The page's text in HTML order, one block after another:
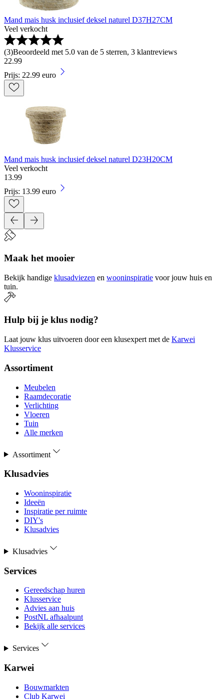
Mand mais husk inclusief deksel naturel D37H27CM
Veel verkocht
(3)Beoordeeld met 5.0 van de 5 sterren, 3 klantreviews
22.99
Prijs: 22.99 euro
Mand mais husk inclusief deksel naturel D23H20CM
Veel verkocht
13.99
Prijs: 13.99 euro
Maak het mooier
Bekijk handige klusadviezen en wooninspiratie voor jouw huis en
tuin.
Hulp bij je klus nodig?
Laat jouw klus uitvoeren door een klusexpert met de Karwei
Klusservice
Assortiment
Meubelen
Raamdecoratie
Verlichting
Vloeren
Tuin
Alle merken
Assortiment
Klusadvies
Wooninspiratie
Ideeën
Inspiratie per ruimte
DIY's
Klusadvies
Klusadvies
Services
Gereedschap huren
Klusservice
Advies aan huis
PostNL afhaalpunt
Bekijk alle services
Services
Karwei
Bouwmarkten
Club Karwei